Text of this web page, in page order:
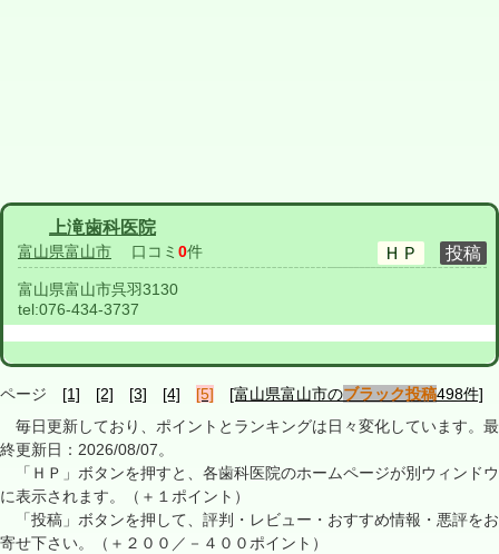
上滝歯科医院
富山県富山市 口コミ 0件
富山県富山市呉羽3130
tel:076-434-3737
ページ [1] [2] [3] [4] [5] [富山県富山市のブラック投稿498件]
毎日更新しており、ポイントとランキングは日々変化しています。最
終更新日：2026/08/07。
「ＨＰ」ボタンを押すと、各歯科医院のホームページが別ウィンドウ
に表示されます。（＋１ポイント）
「投稿」ボタンを押して、評判・レビュー・おすすめ情報・悪評をお
寄せ下さい。（＋２００／－４００ポイント）